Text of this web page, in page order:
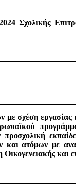
Σχολικής
σχέση εργασίας
προσχολική
και ατόμων με
και